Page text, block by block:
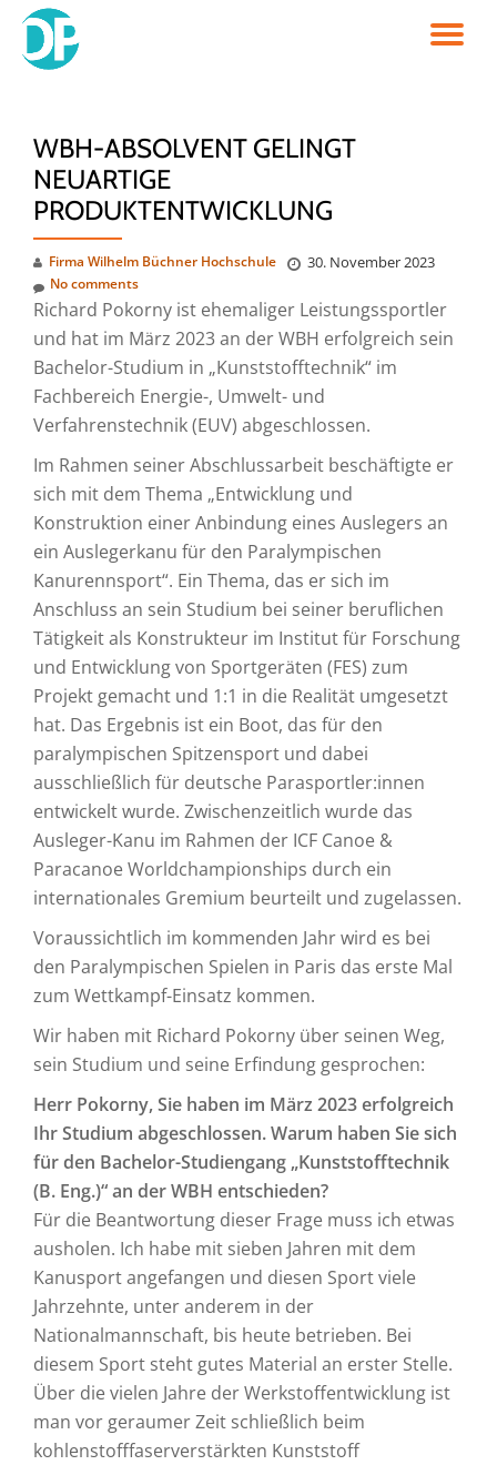
Skip
WBH-ABSOLVENT GELINGT
NEUARTIGE
PRODUKTENTWICKLUNG
Firma Wilhelm Büchner Hochschule 30. November 2023
No comments
Richard Pokorny ist ehemaliger Leistungssportler
und hat im März 2023 an der WBH erfolgreich sein
Bachelor-Studium in „Kunststofftechnik“ im
Fachbereich Energie-, Umwelt- und
Verfahrenstechnik (EUV) abgeschlossen.
Im Rahmen seiner Abschlussarbeit beschäftigte er
sich mit dem Thema „Entwicklung und
Konstruktion einer Anbindung eines Auslegers an
ein Auslegerkanu für den Paralympischen
Kanurennsport“. Ein Thema, das er sich im
Anschluss an sein Studium bei seiner beruflichen
Tätigkeit als Konstrukteur im Institut für Forschung
und Entwicklung von Sportgeräten (FES) zum
Projekt gemacht und 1:1 in die Realität umgesetzt
hat. Das Ergebnis ist ein Boot, das für den
paralympischen Spitzensport und dabei
ausschließlich für deutsche Parasportler:innen
entwickelt wurde. Zwischenzeitlich wurde das
Ausleger-Kanu im Rahmen der ICF Canoe &
Paracanoe Worldchampionships durch ein
internationales Gremium beurteilt und zugelassen.
Voraussichtlich im kommenden Jahr wird es bei
den Paralympischen Spielen in Paris das erste Mal
zum Wettkampf-Einsatz kommen.
Wir haben mit Richard Pokorny über seinen Weg,
sein Studium und seine Erfindung gesprochen:
Herr Pokorny, Sie haben im März 2023 erfolgreich
Ihr Studium abgeschlossen. Warum haben Sie sich
für den Bachelor-Studiengang „Kunststofftechnik
(B. Eng.)“ an der WBH entschieden?
Für die Beantwortung dieser Frage muss ich etwas
ausholen. Ich habe mit sieben Jahren mit dem
Kanusport angefangen und diesen Sport viele
Jahrzehnte, unter anderem in der
Nationalmannschaft, bis heute betrieben. Bei
diesem Sport steht gutes Material an erster Stelle.
Über die vielen Jahre der Werkstoffentwicklung ist
man vor geraumer Zeit schließlich beim
kohlenstofffaserverstärkten Kunststoff